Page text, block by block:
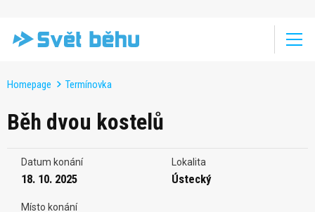
Homepage Termínovka
Běh dvou kostelů
Datum konání
18. 10. 2025
Lokalita
Ústecký
Místo konání